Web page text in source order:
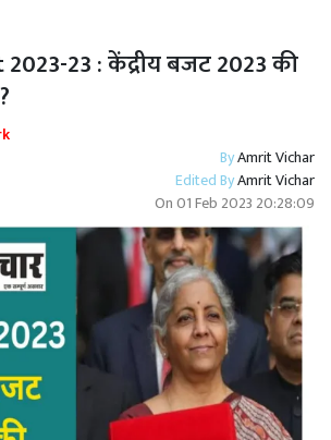
23 : केंद्रीय बजट 2023 की
ByAmrit Vichar
Edited ByAmrit Vichar
On01 Feb 2023 20:28:09